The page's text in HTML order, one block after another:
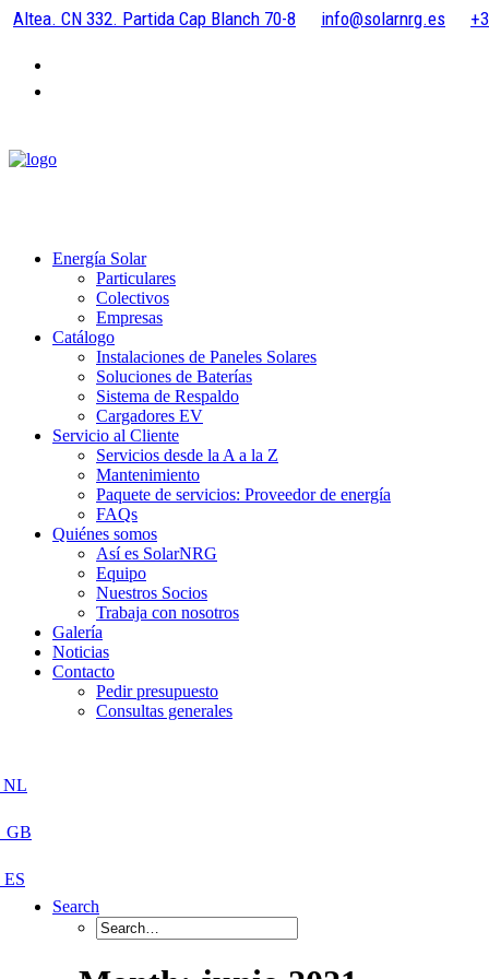
Altea. CN 332. Partida Cap Blanch 70-8 info@solarnrg.es
Energía Solar
Particulares
Colectivos
Empresas
Catálogo
Instalaciones de Paneles Solares
Soluciones de Baterías
Sistema de Respaldo
Cargadores EV
Servicio al Cliente
Servicios desde la A a la Z
Mantenimiento
Paquete de servicios: Proveedor de energía
FAQs
Quiénes somos
Así es SolarNRG
Equipo
Nuestros Socios
Trabaja con nosotros
Galería
Noticias
Contacto
Pedir presupuesto
Consultas generales
Search